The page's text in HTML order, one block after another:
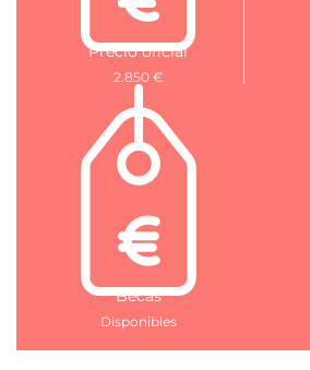
Precio oficial
2.850 €
Becas
Disponibles